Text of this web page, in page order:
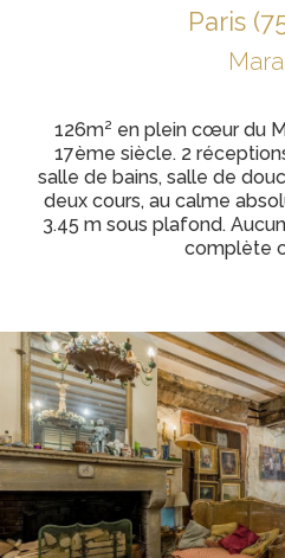
paris
126m² en plein cœur du
17ème siècle. 2
salle de bains, salle de
deux cours, au calme
3.45 m sous plafond.
complète